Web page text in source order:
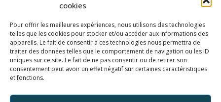
cookies
Pour offrir les meilleures expériences, nous utilisons des technologies
telles que les cookies pour stocker et/ou accéder aux informations des
appareils. Le fait de consentir à ces technologies nous permettra de
traiter des données telles que le comportement de navigation ou les ID
uniques sur ce site. Le fait de ne pas consentir ou de retirer son
consentement peut avoir un effet négatif sur certaines caractéristiques
et fonctions.
Ressources
Documentation SSO
Documentation API
Webinaires
Ancienne base documentaire